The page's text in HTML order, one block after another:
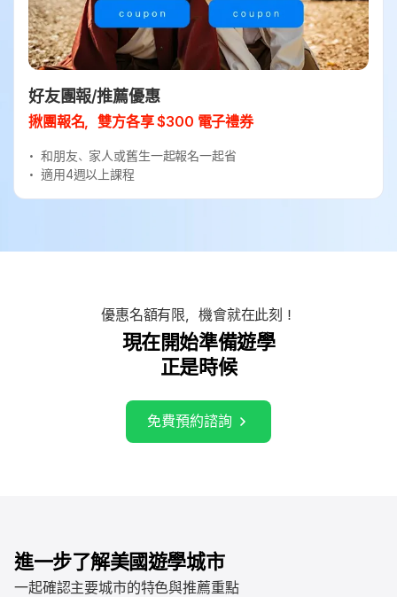
好友團報/推薦優惠
揪團報名，雙方各享 $300 電子禮券
和朋友、家人或舊生一起報名一起省
適用4週以上課程
優惠名額有限，機會就在此刻！
現在開始準備遊學
正是時候
免費預約諮詢
進一步了解美國遊學城市
一起確認主要城市的特色與推薦重點